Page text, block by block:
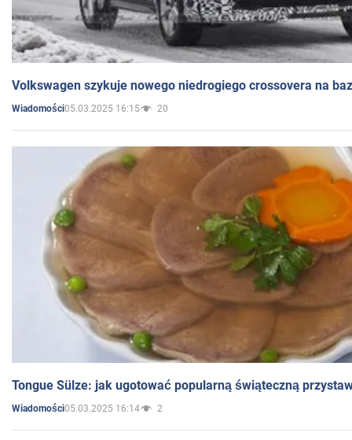
Volkswagen szykuje nowego niedrogiego crossovera na
Wiadomości05.03.2025 16:15 20
Tongue Sülze: jak ugotować popularną świąteczną
Wiadomości05.03.2025 16:14 2